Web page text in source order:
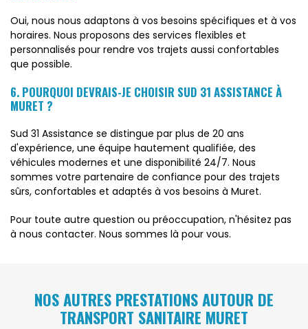
Oui, nous nous adaptons à vos besoins spécifiques et à vos
horaires. Nous proposons des services flexibles et
personnalisés pour rendre vos trajets aussi confortables
que possible.
6. POURQUOI DEVRAIS-JE CHOISIR SUD 31 ASSISTANCE À
MURET ?
Sud 31 Assistance se distingue par plus de 20 ans
d'expérience, une équipe hautement qualifiée, des
véhicules modernes et une disponibilité 24/7. Nous
sommes votre partenaire de confiance pour des trajets
sûrs, confortables et adaptés à vos besoins à Muret.
Pour toute autre question ou préoccupation, n'hésitez pas
à nous contacter. Nous sommes là pour vous.
NOS AUTRES PRESTATIONS AUTOUR DE
TRANSPORT SANITAIRE MURET